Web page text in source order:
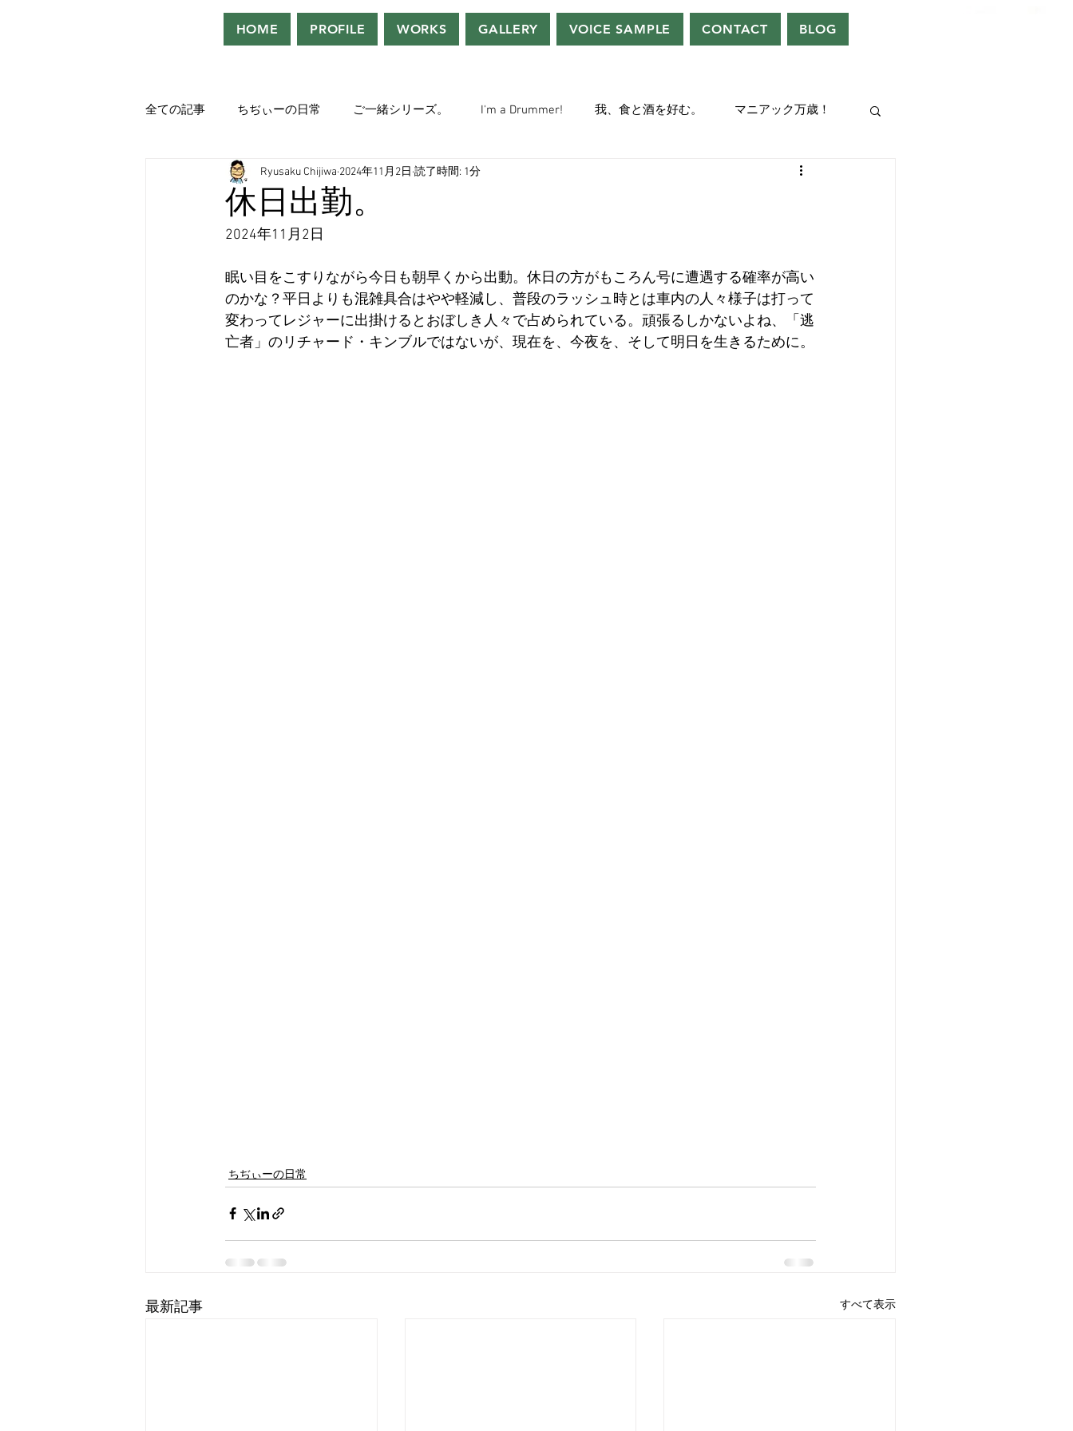
HOME PROFILE WORKS GALLERY VOICE SAMPLE CONTACT BLOG
全ての記事 ちぢぃーの日常 ご一緒シリーズ。 I'm a Drummer! 我、食と酒を好む。 マニアック万歳！
役者として、声優として。 ちぢぃー的VOWネタ。
吹き替えが好き！！ 「ウルトラ」の世界。
Saturdeay Scrapbook タツロー・マニア一年生。 ぬこ日記。 ＡＩ落書きシリーズ。
休日出勤。
Ryusaku Chijiwa 2024年11月2日 読了時間: 1分
2024年11月2日
眠い目をこすりながら今日も朝早くから出動。休日の方がもころん号に遭遇する確率が高い
のかな？平日よりも混雑具合はやや軽減し、普段のラッシュ時とは車内の人々様子は打って
変わってレジャーに出掛けるとおぼしき人々で占められている。頑張るしかないよね、「逃
亡者」のリチャード・キンブルではないが、現在を、今夜を、そして明日を生きるために。
ちぢぃーの日常
最新記事 すべて表示